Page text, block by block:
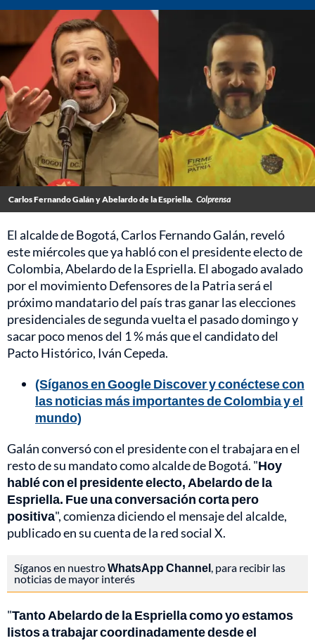
Carlos Fernando Galán y Abelardo de la Espriella. Colprensa
El alcalde de Bogotá, Carlos Fernando Galán, reveló
este miércoles que ya habló con el presidente electo de
Colombia, Abelardo de la Espriella. El abogado avalado
por el movimiento Defensores de la Patria será el
próximo mandatario del país tras ganar las elecciones
presidenciales de segunda vuelta el pasado domingo y
sacar poco menos del 1 % más que el candidato del
Pacto Histórico, Iván Cepeda.
(Síganos en Google Discover y conéctese con
las noticias más importantes de Colombia y el
mundo)
Galán conversó con el presidente con el trabajara en el
resto de su mandato como alcalde de Bogotá. "Hoy
hablé con el presidente electo, Abelardo de la
Espriella. Fue una conversación corta pero
positiva", comienza diciendo el mensaje del alcalde,
publicado en su cuenta de la red social X.
Síganos en nuestroWhatsApp Channel, para recibir las
noticias de mayor interés
"Tanto Abelardo de la Espriella como yo estamos
listos a trabajar coordinadamente desde el